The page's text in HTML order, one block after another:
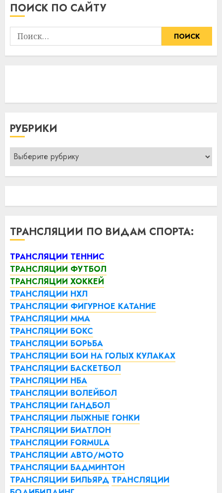
ПОИСК ПО САЙТУ
Найти:
РУБРИКИ
Рубрики
ТРАНСЛЯЦИИ ПО ВИДАМ СПОРТА:
ТРАНСЛЯЦИИ ТЕННИС
ТРАНСЛЯЦИИ ФУТБОЛ
ТРАНСЛЯЦИИ ХОККЕЙ
ТРАНСЛЯЦИИ НХЛ
ТРАНСЛЯЦИИ ФИГУРНОЕ КАТАНИЕ
ТРАНСЛЯЦИИ ММА
ТРАНСЛЯЦИИ БОКС
ТРАНСЛЯЦИИ БОРЬБА
ТРАНСЛЯЦИИ БОИ НА ГОЛЫХ КУЛАКАХ
ТРАНСЛЯЦИИ БАСКЕТБОЛ
ТРАНСЛЯЦИИ НБА
ТРАНСЛЯЦИИ ВОЛЕЙБОЛ
ТРАНСЛЯЦИИ ГАНДБОЛ
ТРАНСЛЯЦИИ ЛЫЖНЫЕ ГОНКИ
ТРАНСЛЯЦИИ БИАТЛОН
ТРАНСЛЯЦИИ FORMULA
ТРАНСЛЯЦИИ АВТО/МОТО
ТРАНСЛЯЦИИ БАДМИНТОН
ТРАНСЛЯЦИИ БИЛЬЯРД ТРАНСЛЯЦИИ